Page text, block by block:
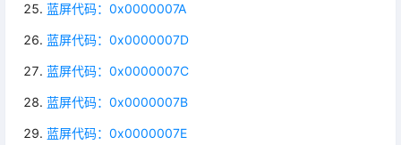
蓝屏代码：0x0000007A
蓝屏代码：0x0000007D
蓝屏代码：0x0000007C
蓝屏代码：0x0000007B
蓝屏代码：0x0000007E